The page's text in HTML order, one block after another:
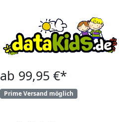
ab 99,95 €*
Prime Versand möglich